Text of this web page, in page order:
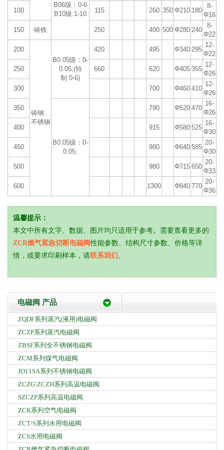
B06级：0-6
B10级:1-10
100
115 260 350 Φ210 180
8-
Φ16
150
铸铁 250 400 500 Φ280 240
8-
Φ22
200
铸钢、
不锈钢
B0.05级：0-
0.05;(特
制:0-6)
420 495 Φ340 295
12-
Φ22
250
660 620 Φ405 355
12-
Φ26
300
700 Φ460 410
12-
Φ26
350
B0.05级：0-
0.05;
790 Φ520 470
16-
Φ26
400
915 Φ580 525
16-
Φ30
450
980 Φ640 585
20-
Φ30
500
980 Φ715 650
20-
Φ33
600
1300 Φ840 770
20-
Φ36
温馨提示：
本文中所有文字、数据、图片均只适用于参考。需要查看更多的
ZCR燃气紧急切断电磁阀性能参数、结构尺寸参数、价格等详
情，或要求印刷样本，请联系我们 。
电磁阀 产品
ZQDF系列蒸汽(液用)电磁阀
ZCZP系列蒸汽电磁阀
ZBSF系列全不锈钢电磁阀
ZCM系列煤气电磁阀
JO11SA系列不锈钢电磁阀
ZCZG\ZCZH系列高温电磁阀
SZCZP系列高温电磁阀
ZCK系列空气电磁阀
ZCT/S系列水用电磁阀
ZCS水用电磁阀